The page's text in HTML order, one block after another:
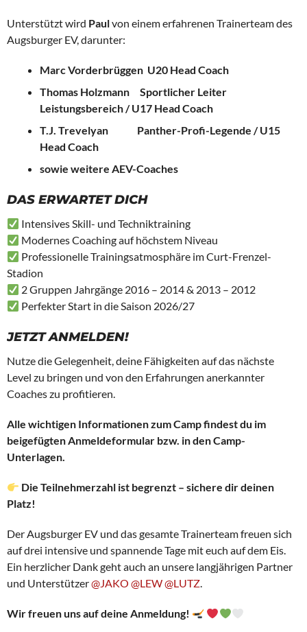
Unterstützt wird Paulvon einem erfahrenen Trainerteam des
Augsburger EV, darunter:
Marc Vorderbrüggen U20 Head Coach
Thomas Holzmann Sportlicher Leiter
Leistungsbereich / U17 Head Coach
T.J. Trevelyan Panther-Profi-Legende / U15
Head Coach
sowie weitere AEV-Coaches
DAS ERWARTET DICH
Intensives Skill- und Techniktraining
Modernes Coaching auf höchstem Niveau
Professionelle Trainingsatmosphäre im Curt-Frenzel-
Stadion
2 Gruppen Jahrgänge 2016 – 2014 & 2013 – 2012
Perfekter Start in die Saison 2026/27
JETZT ANMELDEN!
Nutze die Gelegenheit, deine Fähigkeiten auf das nächste
Level zu bringen und von den Erfahrungen anerkannter
Coaches zu profitieren.
Alle wichtigen Informationen zum Camp findest du im
beigefügten Anmeldeformular bzw. in den Camp-
Unterlagen.
Die Teilnehmerzahl ist begrenzt – sichere dir deinen
Platz!
Der Augsburger EV und das gesamte Trainerteam freuen sich
auf drei intensive und spannende Tage mit euch auf dem Eis.
Ein herzlicher Dank geht auch an unsere langjährigen Partner
und Unterstützer@JAKO @LEW@LUTZ.
Wir freuen uns auf deine Anmeldung!